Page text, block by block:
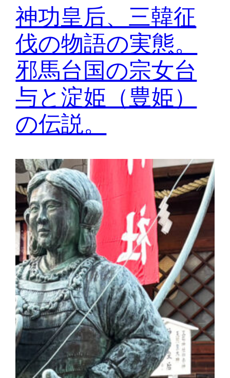
神功皇后、三韓征
伐の物語の実態。
邪馬台国の宗女台
与と淀姫（豊姫）
の伝説。